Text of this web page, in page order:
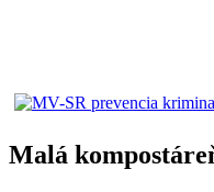
Malá